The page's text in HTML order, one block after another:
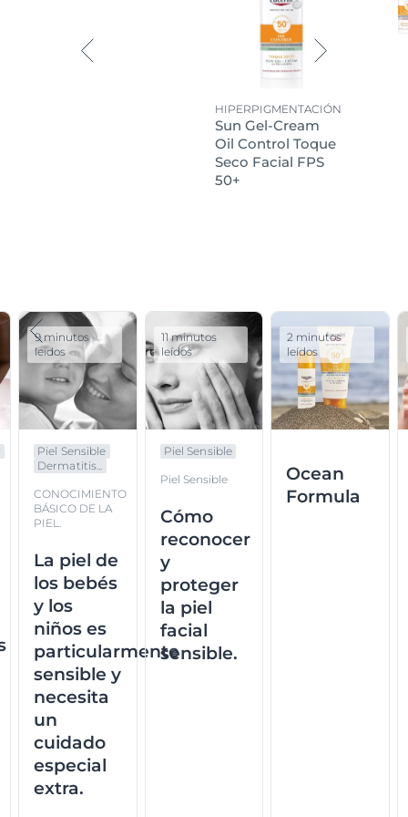
HIPERPIGMENTACIÓN
Sun Gel-Cream
Oil Control Toque
Seco Facial FPS
50+
Piel Sensible
Dermatitis...
CONOCIMIENTO
BÁSICO DE LA
PIEL.
La piel de
los bebés
y los
niños es
particularmente
sensible y
necesita
un
cuidado
especial
extra.
9 minutos
leídos
Piel Sensible
Piel Sensible
Cómo
reconocer
y
proteger
la piel
facial
sensible.
11 minutos
leídos
Ocean
Formula
2 minutos
leídos